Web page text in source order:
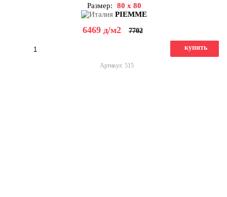
Размер:
80 x 80
PIEMME
6469 д/м2 7702
купить
Артикул: 515